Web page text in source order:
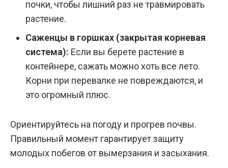
почки, чтобы лишний раз не травмировать
растение.
Саженцы в горшках (закрытая корневая
система): Если вы берете растение в
контейнере, сажать можно хоть все лето.
Корни при перевалке не повреждаются, и
это огромный плюс.
Ориентируйтесь на погоду и прогрев почвы.
Правильный момент гарантирует защиту
молодых побегов от вымерзания и засыхания.